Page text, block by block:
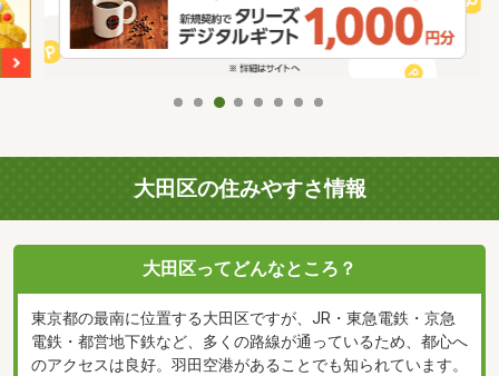
大田区の住みやすさ情報
大田区ってどんなところ？
東京都の最南に位置する大田区ですが、JR・東急電鉄・京急
電鉄・都営地下鉄など、多くの路線が通っているため、都心へ
のアクセスは良好。羽田空港があることでも知られています。